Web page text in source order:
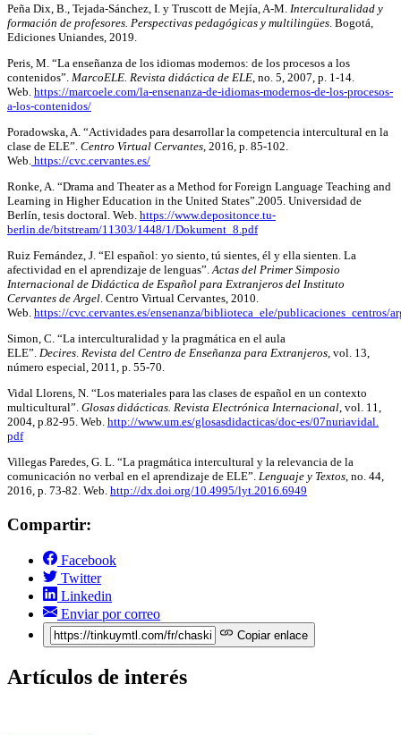
Peña Dix, B., Tejada-Sánchez, I. y Truscott de Mejía, A-M. Interculturalidad y
formación de profesores. Perspectivas pedagógicas y multilingües . Bogotá,
Ediciones Uniandes, 2019.
Peris, M. “La enseñanza de los idiomas modernos: de los procesos a los
contenidos”. MarcoELE. Revista didáctica de ELE , no. 5, 2007, p. 1-14.
Web. https://marcoele.com/la-ensenanza-de-idiomas-modernos-de-los-procesos-
a-los-contenidos/
Poradowska, A. “Actividades para desarrollar la competencia intercultural en la
clase de ELE”. Centro Virtual Cervantes , 2016, p. 85-102.
Web. https://cvc.cervantes.es/
Ronke, A. “Drama and Theater as a Method for Foreign Language Teaching and
Learning in Higher Education in the United States”.2005. Universidad de
Berlín, tesis doctoral. Web. https://www.depositonce.tu-
berlin.de/bitstream/11303/1448/1/Dokument_8.pdf
Ruiz Fernández, J. “El español: yo siento, tú sientes, él y ella sienten. La
afectividad en el aprendizaje de lenguas”. Actas del Primer Simposio
Internacional de Didáctica de Español para Extranjeros del Instituto
Cervantes de Argel . Centro Virtual Cervantes, 2010.
Web. https://cvc.cervantes.es/ensenanza/biblioteca_ele/publicaciones_centros/
Simon, C. “La interculturalidad y la pragmática en el aula
ELE”. Decires Revista del Centro de Enseñanza para Extranjeros , vol. 13,
número especial, 2011, p. 55-70.
Vidal Llorens, N. “Los materiales para las clases de español en un contexto
multicultural”. Glosas didácticas. Revista Electrónica Internacional , vol. 11,
2004, p.82-95. Web. http://www.um.es/glosasdidacticas/doc-es/07nuriavidal.
pdf
Villegas Paredes, G. L. “La pragmática intercultural y la relevancia de la
comunicación no verbal en el aprendizaje de ELE”. Lenguaje y Textos , no. 44,
2016, p. 73-82. Web. http://dx.doi.org/10.4995/lyt.2016.6949
Compartir:
Facebook
Twitter
Linkedin
Enviar por correo
Copiar enlace
Artículos de interés